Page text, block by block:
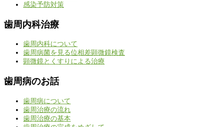
感染予防対策
歯周内科治療
歯周内科について
歯周病菌を見る位相差顕微鏡検査
顕微鏡とくすりによる治療
歯周病のお話
歯周病について
歯周治療の流れ
歯周治療の基本